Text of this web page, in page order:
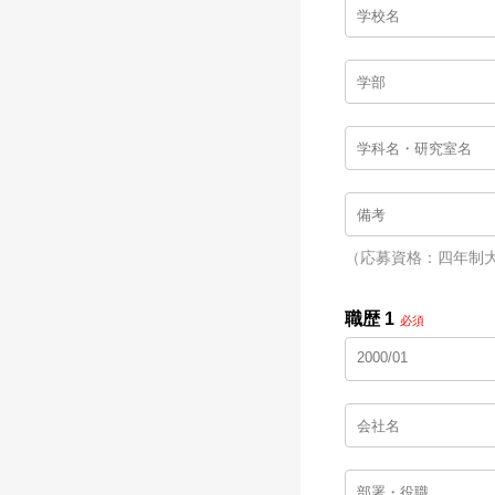
（応募資格：四年制
職歴 1 必須